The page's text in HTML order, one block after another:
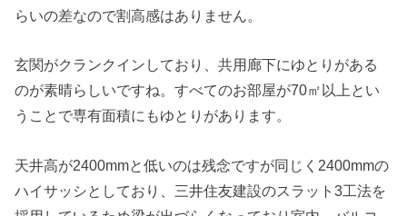
らいの差なので割高感はありません。
玄関がクランクインしており、共用廊下にゆとりがある
のが素晴らしいですね。すべてのお部屋が70㎡以上とい
うことで専有面積にもゆとりがあります。
天井高が2400mmと低いのは残念ですが同じく2400mmの
ハイサッシとしており、三井住友建設のスラット3工法を